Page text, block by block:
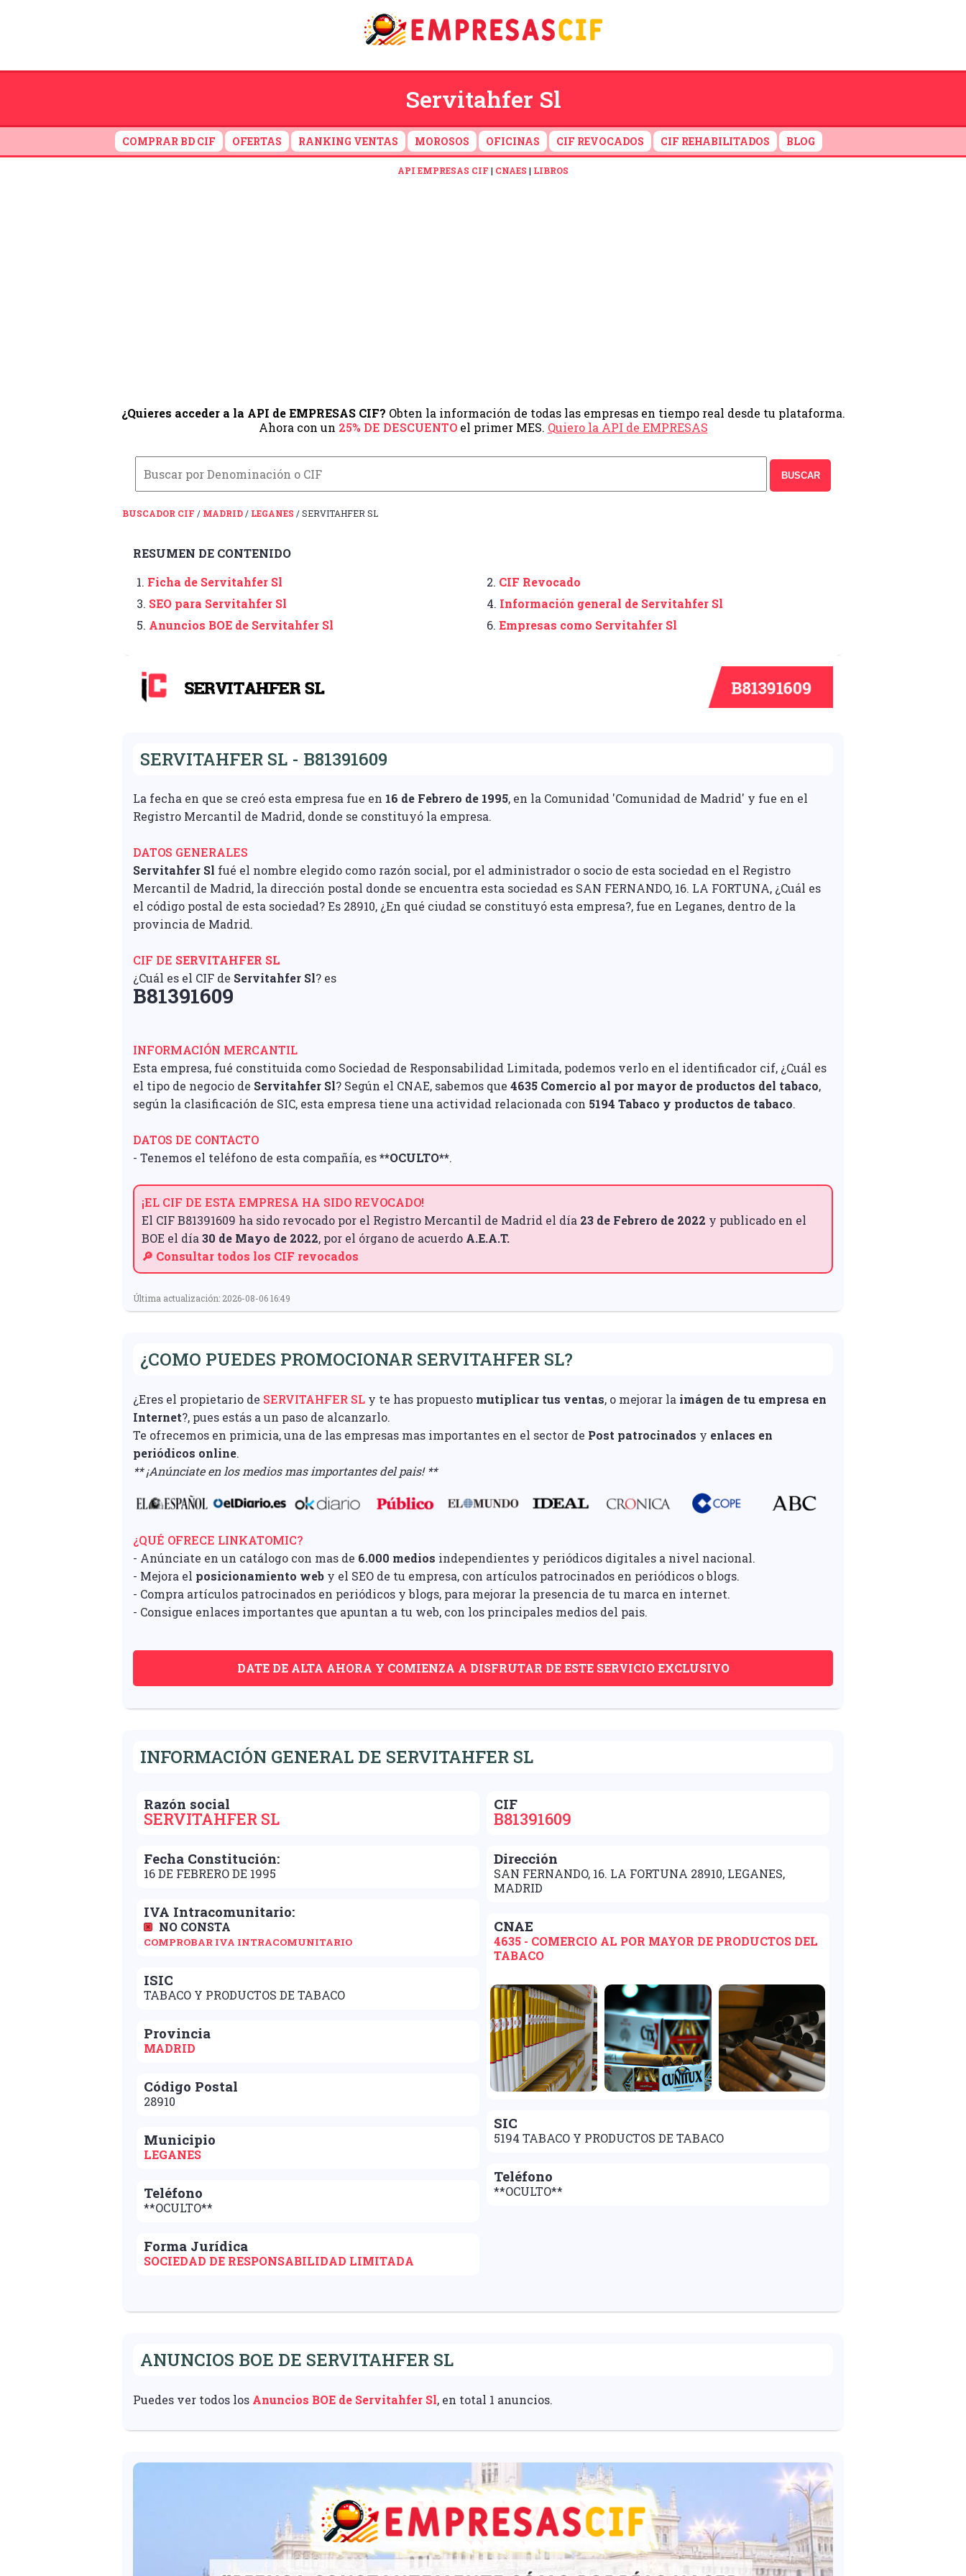
Servitahfer Sl
COMPRAR BD CIF OFERTAS RANKING VENTAS MOROSOS OFICINAS CIF REVOCADOS CIF REHABILITADOS BLOG
API EMPRESAS CIF | CNAES | LIBROS
¿Quieres acceder a la API de EMPRESAS CIF? Obten la información de todas las empresas en tiempo real desde tu plataforma.
Ahora con un 25% DE DESCUENTOel primer MES. Quiero la API de EMPRESAS
BUSCAR
BUSCADOR CIF / MADRID/ LEGANES / SERVITAHFER SL
RESUMEN DE CONTENIDO
1. Ficha de Servitahfer Sl 2. CIF Revocado
3. SEO para Servitahfer Sl 4. Información general de Servitahfer Sl
5. Anuncios BOE de Servitahfer Sl 6. Empresas como Servitahfer Sl
SERVITAHFER SL - B81391609
La fecha en que se creó esta empresa fue en 16 de Febrero de 1995, en la Comunidad 'Comunidad de Madrid' y fue en el
Registro Mercantil de Madrid, donde se constituyó la empresa.
DATOS GENERALES
Servitahfer Sl fué el nombre elegido como razón social, por el administrador o socio de esta sociedad en el Registro
Mercantil de Madrid, la dirección postal donde se encuentra esta sociedad es SAN FERNANDO, 16. LA FORTUNA, ¿Cuál es
el código postal de esta sociedad? Es 28910, ¿En qué ciudad se constituyó esta empresa?, fue en Leganes, dentro de la
provincia de Madrid.
CIF DE SERVITAHFER SL
¿Cuál es el CIF de Servitahfer Sl? es
B81391609
INFORMACIÓN MERCANTIL
Esta empresa, fué constituida como Sociedad de Responsabilidad Limitada, podemos verlo en el identificador cif, ¿Cuál es
el tipo de negocio de Servitahfer Sl? Según el CNAE, sabemos que 4635 Comercio al por mayor de productos del tabaco,
según la clasificación de SIC, esta empresa tiene una actividad relacionada con 5194 Tabaco y productos de tabaco.
DATOS DE CONTACTO
- Tenemos el teléfono de esta compañía, es**OCULTO**.
¡EL CIF DE ESTA EMPRESA HA SIDO REVOCADO!
El CIF B81391609 ha sido revocado por el Registro Mercantil de Madrid el día 23 de Febrero de 2022 y publicado en el
BOE el día30 de Mayo de 2022, por el órgano de acuerdo A.E.A.T.
🔎 Consultar todos los CIF revocados
Última actualización: 2026-08-06 16:49
¿COMO PUEDES PROMOCIONAR SERVITAHFER SL?
¿Eres el propietario de SERVITAHFER SL y te has propuesto mutiplicar tus ventas, o mejorar la imágen de tu empresa en
Internet?, pues estás a un paso de alcanzarlo.
Te ofrecemos en primicia, una de las empresas mas importantes en el sector de Post patrocinados y enlaces en
periódicos online.
** ¡Anúnciate en los medios mas importantes del pais! **
¿QUÉ OFRECE LINKATOMIC?
- Anúnciate en un catálogo con mas de 6.000 medios independientes y periódicos digitales a nivel nacional.
- Mejora el posicionamiento web y el SEO de tu empresa, con artículos patrocinados en periódicos o blogs.
- Compra artículos patrocinados en periódicos y blogs, para mejorar la presencia de tu marca en internet.
- Consigue enlaces importantes que apuntan a tu web, con los principales medios del pais.
DATE DE ALTA AHORA Y COMIENZA A DISFRUTAR DE ESTE SERVICIO EXCLUSIVO
INFORMACIÓN GENERAL DE SERVITAHFER SL
Razón social
SERVITAHFER SL
Fecha Constitución:
16 DE FEBRERO DE 1995
IVA Intracomunitario:
NO CONSTA
COMPROBAR IVA INTRACOMUNITARIO
ISIC
TABACO Y PRODUCTOS DE TABACO
Provincia
MADRID
Código Postal
28910
Municipio
LEGANES
Teléfono
**OCULTO**
Forma Jurídica
SOCIEDAD DE RESPONSABILIDAD LIMITADA
CIF
B81391609
Dirección
SAN FERNANDO, 16. LA FORTUNA 28910, LEGANES,
MADRID
CNAE
4635 - COMERCIO AL POR MAYOR DE PRODUCTOS DEL
TABACO
SIC
5194 TABACO Y PRODUCTOS DE TABACO
Teléfono
**OCULTO**
ANUNCIOS BOE DE SERVITAHFER SL
Puedes ver todos los Anuncios BOE de Servitahfer Sl, en total 1 anuncios.